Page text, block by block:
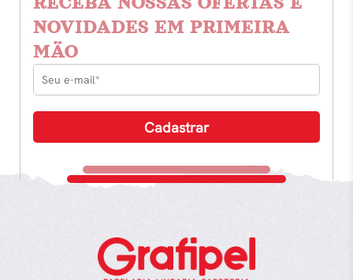
NOVIDADES EM PRIMEIRA
MÃO